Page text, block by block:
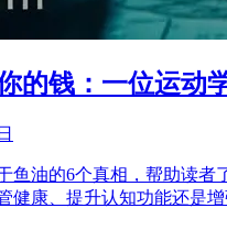
的钱：一位运动
鱼油的6个真相，帮助读
健康、提升认知功能还是